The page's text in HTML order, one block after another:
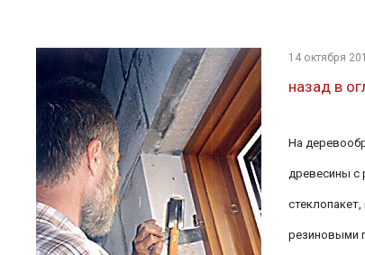
14 октября
назад в
На
древесины с
резиновыми